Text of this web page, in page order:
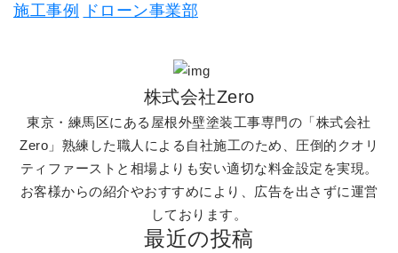
施工事例 ドローン事業部
株式会社Zero
東京・練馬区にある屋根外壁塗装工事専門の「株式会社
Zero」熟練した職人による自社施工のため、圧倒的クオリ
ティファーストと相場よりも安い適切な料金設定を実現。
お客様からの紹介やおすすめにより、広告を出さずに運営
しております。
最近の投稿